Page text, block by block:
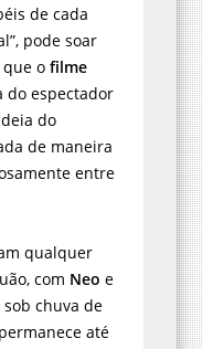
de cada
pode soar
que o filme
do espectador
do
de maneira
entre
qualquer
com Neo e
chuva de
até